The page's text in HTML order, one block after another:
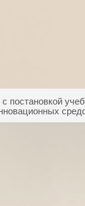
постановкой